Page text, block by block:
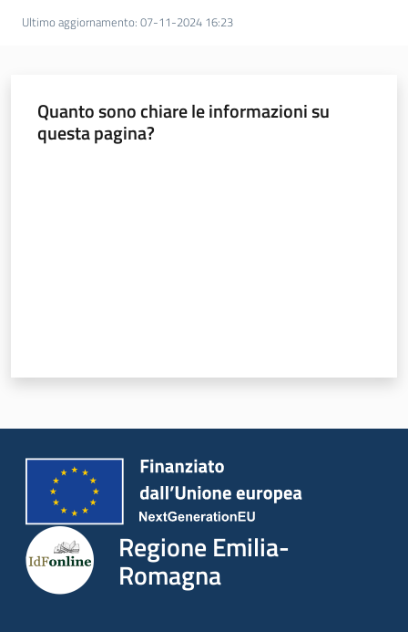
Ultimo aggiornamento: 07-11-2024 16:23
Quanto sono chiare le informazioni su
questa pagina?
Regione Emilia-
Romagna